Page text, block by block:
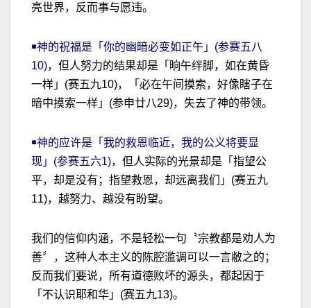
亮世界，反而事与愿违。
￭神的祝福是「你的幽暗必变如正午」(参赛五八
10)， 但人努力的结果却是「晌午绊脚，如在黄昏
一样」(赛五九10)，「必在午间摸索，好像瞎子在
暗中摸索一样」(参申廿八29)，失去了神的带领。
￭神的应许是「我的救恩临近，我的公义将要显
现」(参赛五六1)， 但人实际的光景却是「指望公
平，却是没有；指望救恩，却远离我们」(赛五九
11)，越努力、越没有盼望。
我们的信仰内涵，不是轻松一句〝宗教都是劝人为
善〞，这种人本主义的陈腔滥调可以一言敝之的；
反而我们要说，所有道德败坏的源头，都起因于
「不认识耶和华」(赛五九13)。